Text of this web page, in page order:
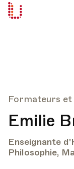
Formateurs
Emilie
Enseignante
Philosophie,